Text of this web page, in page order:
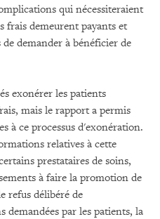
qui nécessiteraient
frais demeurent payants et
demander à bénéficier de
exonérer les patients
mais le rapport a permis
à ce processus d'exonération.
relatives à cette
prestataires de soins,
à faire la promotion de
refus délibéré de
par les patients, la